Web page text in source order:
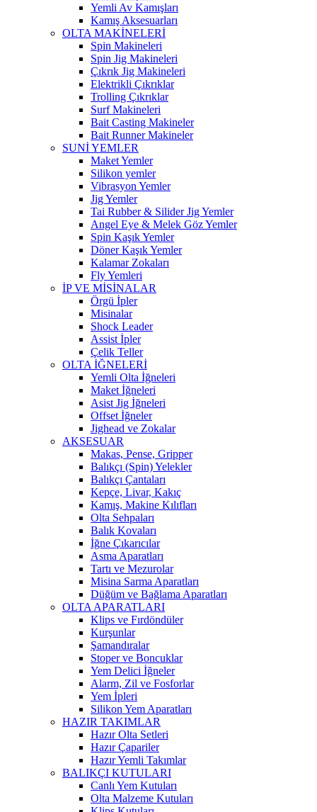
Yemli Av Kamışları
Kamış Aksesuarları
OLTA MAKİNELERİ
Spin Makineleri
Spin Jig Makineleri
Çıkrık Jig Makineleri
Elektrikli Çıkrıklar
Trolling Çıkrıklar
Surf Makineleri
Bait Casting Makineler
Bait Runner Makineler
SUNİ YEMLER
Maket Yemler
Silikon yemler
Vibrasyon Yemler
Jig Yemler
Tai Rubber & Silider Jig Yemler
Angel Eye & Melek Göz Yemler
Spin Kaşık Yemler
Döner Kaşık Yemler
Kalamar Zokaları
Fly Yemleri
İP VE MİSİNALAR
Örgü İpler
Misinalar
Shock Leader
Assist İpler
Çelik Teller
OLTA İĞNELERİ
Yemli Olta İğneleri
Maket İğneleri
Asist Jig İğneleri
Offset İğneler
Jighead ve Zokalar
AKSESUAR
Makas, Pense, Gripper
Balıkçı (Spin) Yelekler
Balıkçı Çantaları
Kepçe, Livar, Kakıç
Kamış, Makine Kılıfları
Olta Sehpaları
Balık Kovaları
İğne Çıkarıcılar
Asma Aparatları
Tartı ve Mezurolar
Misina Sarma Aparatları
Düğüm ve Bağlama Aparatları
OLTA APARATLARI
Klips ve Fırdöndüler
Kurşunlar
Şamandıralar
Stoper ve Boncuklar
Yem Delici İğneler
Alarm, Zil ve Fosforlar
Yem İpleri
Silikon Yem Aparatları
HAZIR TAKIMLAR
Hazır Olta Setleri
Hazır Çapariler
Hazır Yemli Takımlar
BALIKÇI KUTULARI
Canlı Yem Kutuları
Olta Malzeme Kutuları